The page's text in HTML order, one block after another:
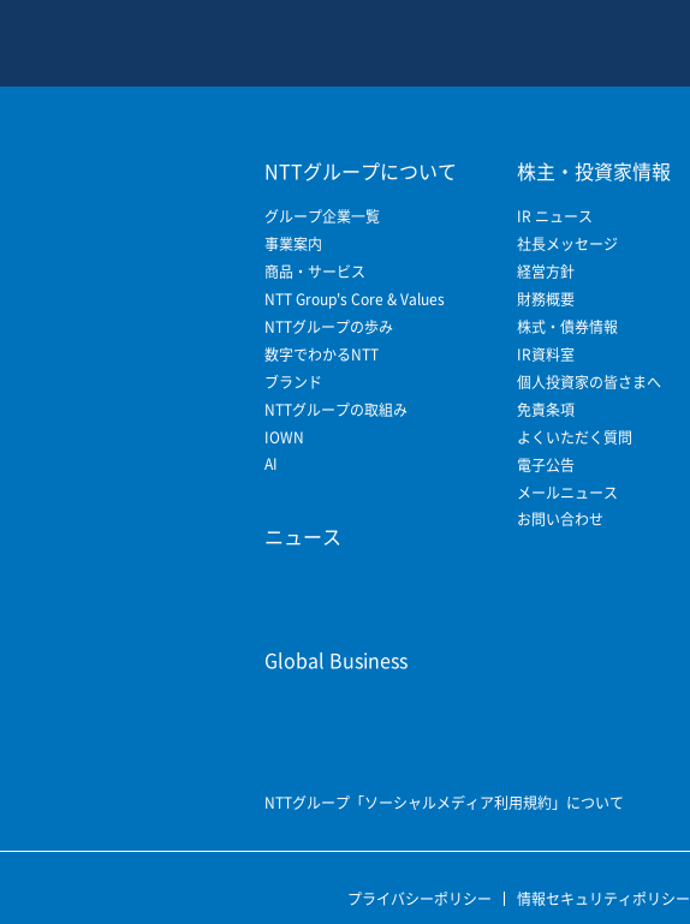
NTTグループについて
グループ企業一覧
事業案内
商品・サービス
NTT Group's Core & Values
NTTグループの歩み
数字でわかるNTT
ブランド
NTTグループの取組み
IOWN
AI
ニュース
Global Business
株主・投資家情報
IR ニュース
社長メッセージ
経営方針
財務概要
株式・債券情報
IR資料室
個人投資家の皆さまへ
免責条項
よくいただく質問
電子公告
メールニュース
お問い合わせ
NTTグループ「ソーシャルメディア利用規約」について
プライバシーポリシー 情報セキュリティポリシー